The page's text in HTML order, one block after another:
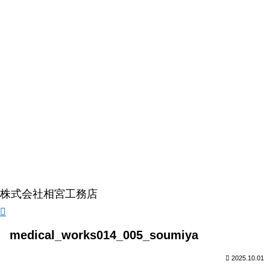
株式会社相宮工務店
medical_works014_005_soumiya
2025.10.01